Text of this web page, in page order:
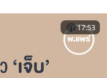
17:53